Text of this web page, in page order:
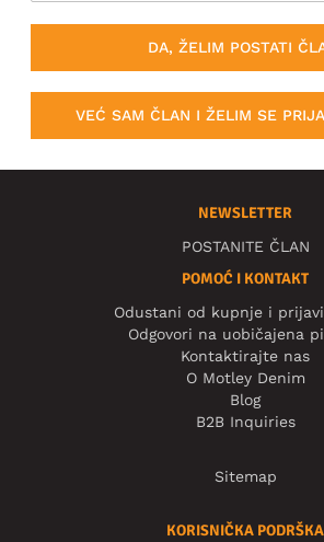
DA, ŽELIM POSTATI
VEĆ SAM ČLAN I ŽELIM SE
NEWSLETTER
POSTANITE ČLAN
POMOĆ I KONTAKT
Odustani od kupnje i
Odgovori na uobičajena
Kontaktirajte nas
O Motley Denim
Blog
B2B Inquiries
Sitemap
KORISNIČKA PODRŠKA